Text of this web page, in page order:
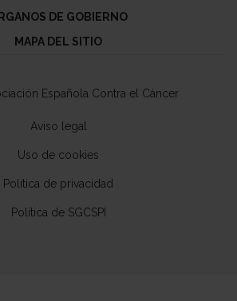
DE GOBIERNO
MAPA DEL SITIO
Española Contra el Cáncer
Aviso legal
Uso de cookies
Política de privacidad
Política de SGCSPI